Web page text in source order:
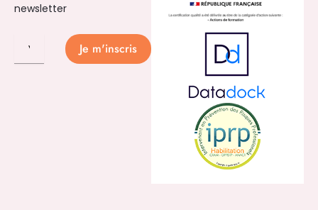
newsletter
Je m'inscris